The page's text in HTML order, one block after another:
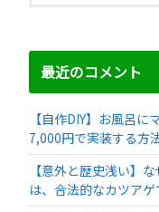
最近のコメント
【自作DIY】お風呂
7,000円で実装する方法
【意外と歴史浅い】
は、合法的なカツアゲ